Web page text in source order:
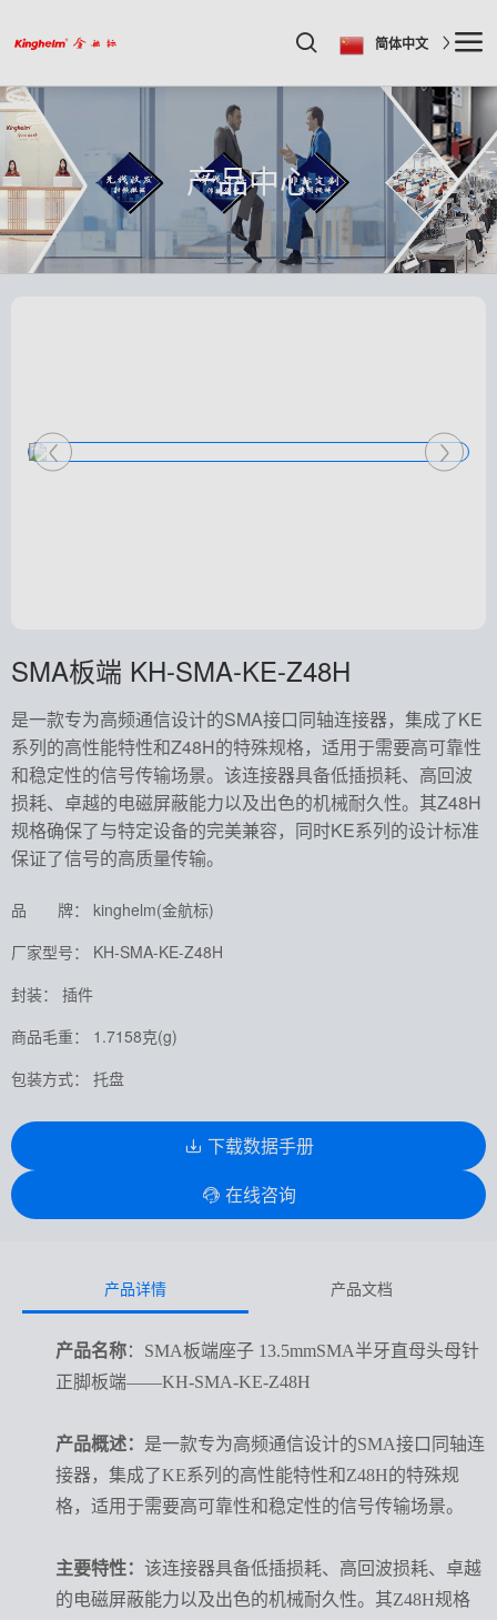
简体中文
产品中心
SMA板端 KH-SMA-KE-Z48H
是一款专为高频通信设计的SMA接口同轴连接器，集成了KE
系列的高性能特性和Z48H的特殊规格，适用于需要高可靠性
和稳定性的信号传输场景。该连接器具备低插损耗、高回波
损耗、卓越的电磁屏蔽能力以及出色的机械耐久性。其Z48H
规格确保了与特定设备的完美兼容，同时KE系列的设计标准
保证了信号的高质量传输。
品 牌： kinghelm(金航标)
厂家型号： KH-SMA-KE-Z48H
封装： 插件
商品毛重： 1.7158克(g)
包装方式： 托盘
下载数据手册
在线咨询
产品详情 产品文档
产品名称：SMA板端座子 13.5mmSMA半牙直母头母针
正脚板端——KH-SMA-KE-Z48H
产品概述： 是一款专为高频通信设计的SMA接口同轴连
接器，集成了KE系列的高性能特性和Z48H的特殊规
格，适用于需要高可靠性和稳定性的信号传输场景。
主要特性： 该连接器具备低插损耗、高回波损耗、卓越
的电磁屏蔽能力以及出色的机械耐久性。其Z48H规格